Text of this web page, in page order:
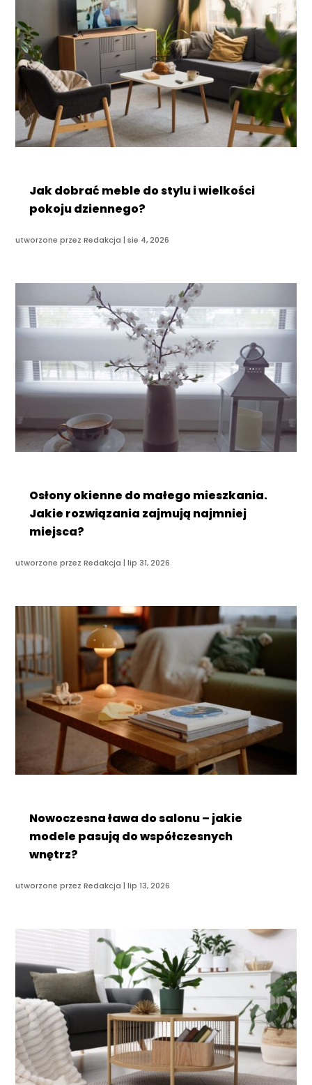
Jak dobrać meble do stylu i wielkości
pokoju dziennego?
utworzone przezRedakcja |sie 4, 2026
Osłony okienne do małego mieszkania.
Jakie rozwiązania zajmują najmniej
miejsca?
utworzone przezRedakcja |lip 31, 2026
Nowoczesna ława do salonu – jakie
modele pasują do współczesnych
wnętrz?
utworzone przezRedakcja |lip 13, 2026